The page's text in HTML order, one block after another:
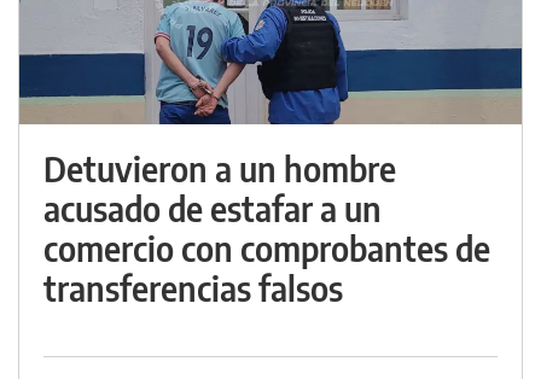
Detuvieron a un hombre
acusado de estafar a un
comercio con comprobantes de
transferencias falsos